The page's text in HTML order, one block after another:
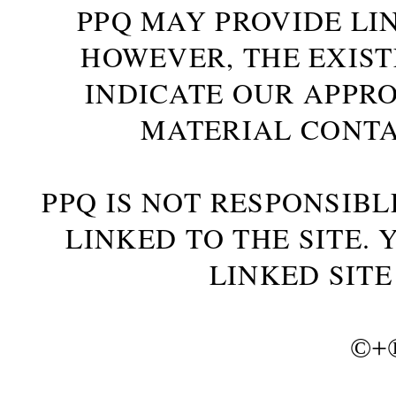
PPQ MAY PROVIDE
HOWEVER, THE
INDICATE OUR
MATERIAL
PPQ IS NOT
LINKED TO THE SITE.
LINKED
©+